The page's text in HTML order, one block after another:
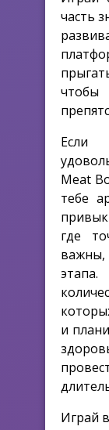
часть
чтобы
Если
Meat
тебе
где
важны,
и
Играй